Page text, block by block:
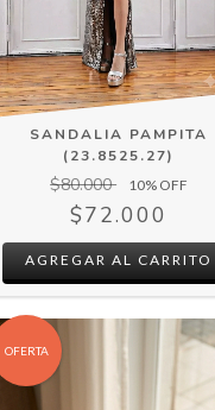
SANDALIA PAMPITA
(23.8525.27)
$80.000 10% OFF
$72.000
AGREGAR AL CARRITO
OFERTA